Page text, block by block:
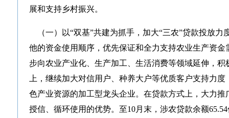
展和支持乡村振兴。
（一）以“双基”共建为抓手，加大“三农”贷款投放力
他的资金使用顺序，优先保证和全力支持农业生产资
步向农业产业化、生产加工、生活消费等领域延伸，积
上，继续加大对信用户、种养大户等优质客户支持力
色产业资源的加工型龙头企业。在贷款方式上，大力推
授信、循环使用的优势。至10月末，涉农贷款余额